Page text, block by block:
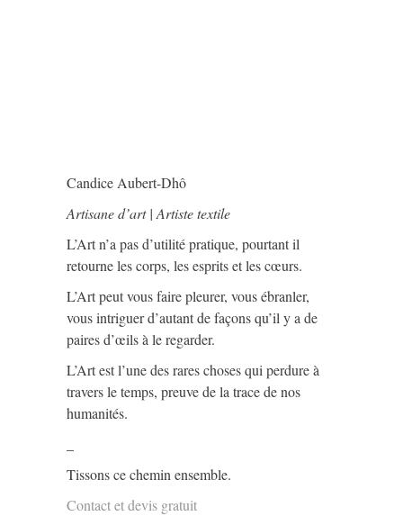
Candice Aubert-Dhô
Artisane d’art | Artiste textile
L’Art n’a pas d’utilité pratique, pourtant il
retourne les corps, les esprits et les cœurs.
L’Art peut vous faire pleurer, vous ébranler,
vous intriguer d’autant de façons qu’il y a de
paires d’œils à le regarder.
L’Art est l’une des rares choses qui perdure à
travers le temps, preuve de la trace de nos
humanités.
Tissons ce chemin ensemble.
Contact et devis gratuit